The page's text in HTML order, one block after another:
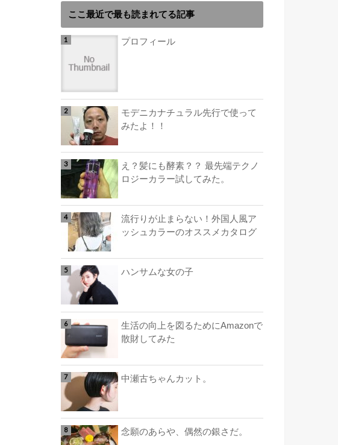
ここ最近で最も読まれてる記事
プロフィール
モデニカナチュラル先行で使って
みたよ！！
え？髪にも酵素？？ 最先端テクノ
ロジーカラー試してみた。
流行りが止まらない！外国人風ア
ッシュカラーのオススメカタログ
ハンサムな女の子
生活の向上を図るためにAmazonで
散財してみた
中瀬古ちゃんカット。
念願のあらや、偶然の銀さだ。